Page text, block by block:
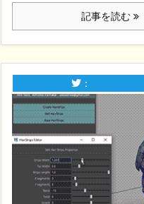
記事を読む
：